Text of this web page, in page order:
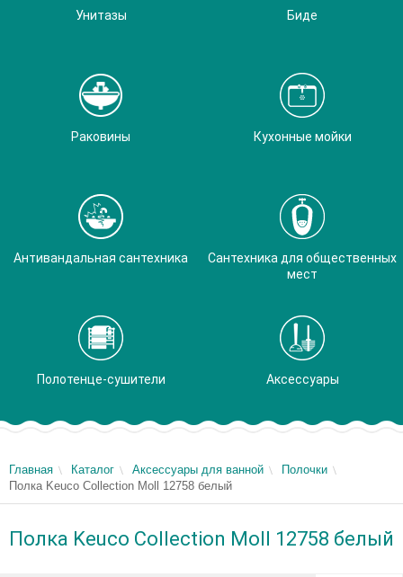
Унитазы Биде
Раковины Кухонные мойки
Антивандальная сантехника
Сантехника для общественных
мест
Полотенце-сушители Аксессуары
Главная Каталог Аксессуары для ванной
Полочки
Полка Keuco Collection Moll 12758 белый
Полка Keuco Collection Moll 12758 белый